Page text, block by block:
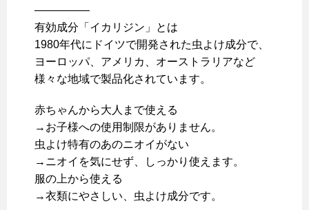
—————
有効成分「イカリジン」とは
1980年代にドイツで開発された虫よけ成分で、
ヨーロッパ、アメリカ、オーストラリアなど
様々な地域で製品化されています。
赤ちゃんから大人まで使える
→お子様への使用制限がありません。
虫よけ特有のあのニオイがない
→ニオイを気にせず、しっかり使えます。
服の上から使える
→衣類にやさしい、虫よけ成分です。